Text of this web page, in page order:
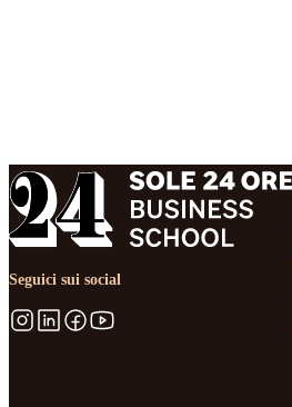
Seguici sui social